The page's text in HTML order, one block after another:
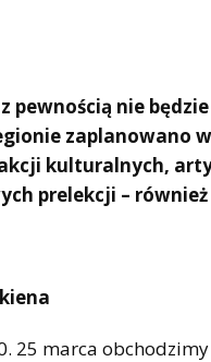
pewnością nie
zaplanowano
kulturalnych,
prelekcji –
25 marca